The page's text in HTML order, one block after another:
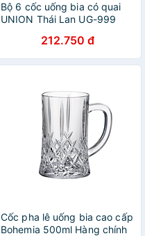
Bộ 6 cốc uống bia có quai
UNION Thái Lan UG-999
212.750 đ
Cốc pha lê uống bia cao cấp
Bohemia 500ml Hàng chính